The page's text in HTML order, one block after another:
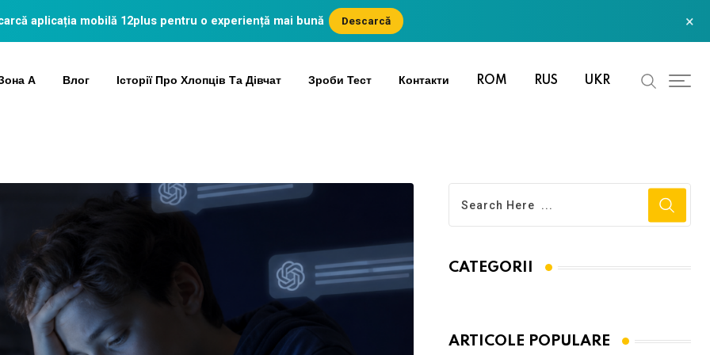
aplicația mobilă 12pluspentru o experiență mai bună Descarcă ×
А Влог Історії Про Хлопців Та Дівчат Зроби Тест Контакти ROM RUS UKR
CATEGORII
ARTICOLE POPULARE